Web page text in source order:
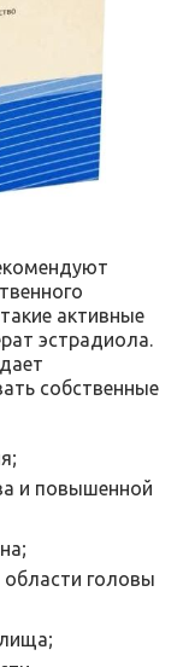
активные
эстрадиола.
собственные
и повышенной
головы